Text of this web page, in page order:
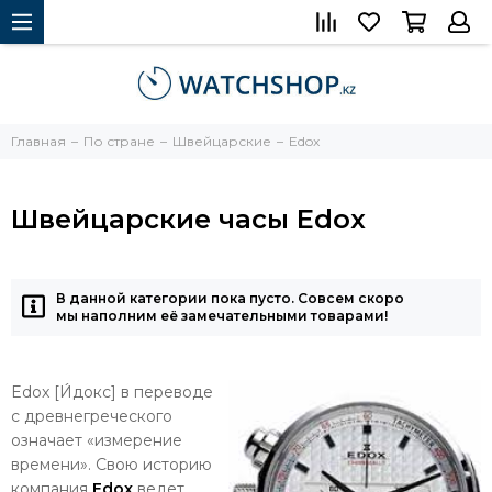
Главная По стране Швейцарские Edox
Швейцарские часы Edox
В данной категории пока пусто. Совсем скоро
мы наполним её замечательными товарами!
Edox [И́докс] в переводе
с древнегреческого
означает «измерение
времени». Свою историю